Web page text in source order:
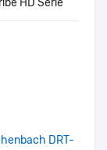
HD Serie
DRT-